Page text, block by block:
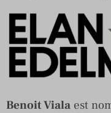
Benoit Viala est